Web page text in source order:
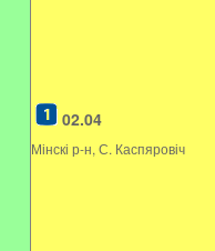
02.04
Мінскі р-н, С. Каспяровіч